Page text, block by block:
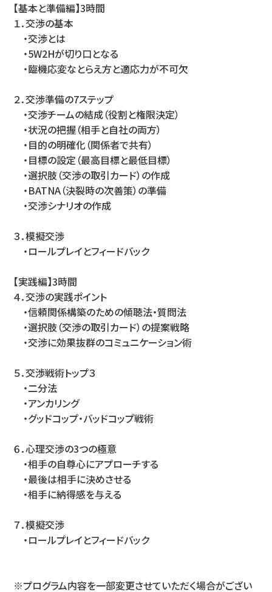
【基本と準備編】3時間
１．交渉の基本
・交渉とは
・5W2Hが切り口となる
・臨機応変なとらえ方と適応力が不可欠
２．交渉準備の7ステップ
・交渉チームの結成（役割と権限決定）
・状況の把握（相手と自社の両方）
・目的の明確化（関係者で共有）
・目標の設定（最高目標と最低目標）
・選択肢（交渉の取引カード）の作成
・BATNA（決裂時の次善策）の準備
・交渉シナリオの作成
３．模擬交渉
・ロールプレイとフィードバック
【実践編】3時間
４．交渉の実践ポイント
・信頼関係構築のための傾聴法・質問法
・選択肢（交渉の取引カード）の提案戦略
・交渉に効果抜群のコミュニケーション術
５．交渉戦術トップ３
・二分法
・アンカリング
・グッドコップ・バッドコップ戦術
６．心理交渉の3つの極意
・相手の自尊心にアプローチする
・最後は相手に決めさせる
・相手に納得感を与える
７．模擬交渉
・ロールプレイとフィードバック
※プログラム内容を一部変更させていただく場合がござい